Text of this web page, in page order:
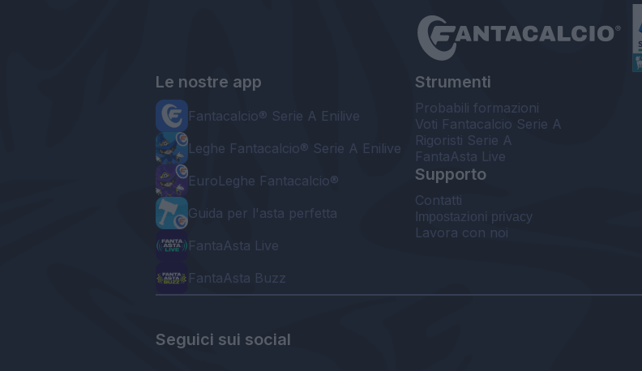
Le nostre app
Fantacalcio® Serie A Enilive
Leghe Fantacalcio® Serie A Enilive
EuroLeghe Fantacalcio®
Guida per l'asta perfetta
FantaAsta Live
FantaAsta Buzz
Strumenti
Probabili formazioni
Voti Fantacalcio Serie A
Rigoristi Serie A
FantaAsta Live
Supporto
Contatti
Impostazioni privacy
Lavora con noi
Seguici sui social